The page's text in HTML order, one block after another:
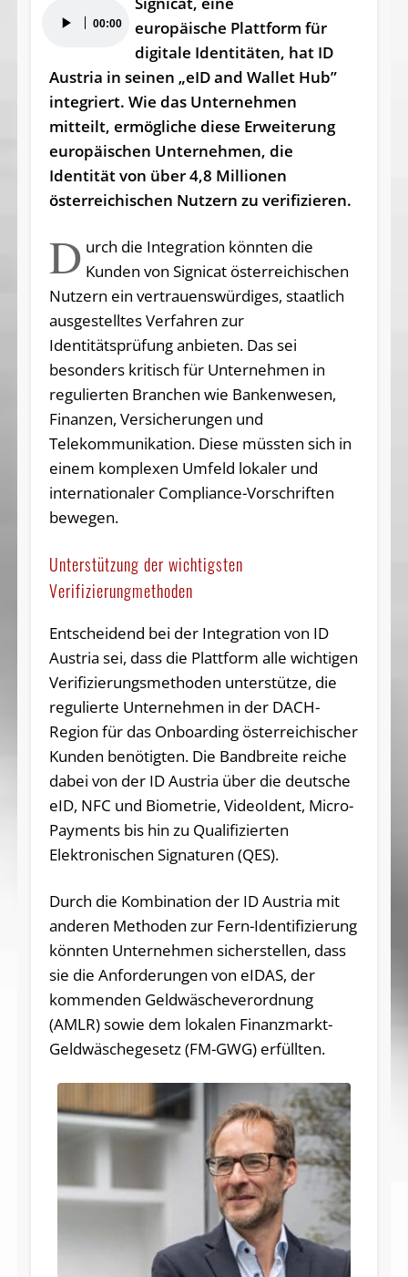
Player 00:00
europäische Plattform für
digitale Identitäten, hat ID
Austria in seinen „eID and Wallet Hub”
integriert. Wie das Unternehmen
mitteilt, ermögliche diese Erweiterung
europäischen Unternehmen, die
Identität von über 4,8 Millionen
österreichischen Nutzern zu verifizieren.
D urch die Integration könnten die
Kunden von Signicat österreichischen
Nutzern ein vertrauenswürdiges, staatlich
ausgestelltes Verfahren zur
Identitätsprüfung anbieten. Das sei
besonders kritisch für Unternehmen in
regulierten Branchen wie Bankenwesen,
Finanzen, Versicherungen und
Telekommunikation. Diese müssten sich in
einem komplexen Umfeld lokaler und
internationaler Compliance-Vorschriften
bewegen.
Unterstützung der wichtigsten
Verifizierungmethoden
Entscheidend bei der Integration von ID
Austria sei, dass die Plattform alle wichtigen
Verifizierungsmethoden unterstütze, die
regulierte Unternehmen in der DACH-
Region für das Onboarding österreichischer
Kunden benötigten. Die Bandbreite reiche
dabei von der ID Austria über die deutsche
eID, NFC und Biometrie, VideoIdent, Micro-
Payments bis hin zu Qualifizierten
Elektronischen Signaturen (QES).
Durch die Kombination der ID Austria mit
anderen Methoden zur Fern-Identifizierung
könnten Unternehmen sicherstellen, dass
sie die Anforderungen von eIDAS, der
kommenden Geldwäscheverordnung
(AMLR) sowie dem lokalen Finanzmarkt-
Geldwäschegesetz (FM-GWG) erfüllten.